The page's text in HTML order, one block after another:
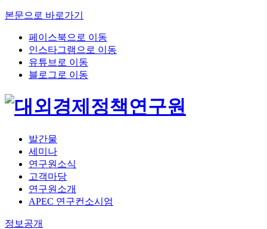
본문으로 바로가기
페이스북으로 이동
인스타그램으로 이동
유튜브로 이동
블로그로 이동
발간물
세미나
연구원소식
고객마당
연구원소개
APEC 연구컨소시엄
정보공개